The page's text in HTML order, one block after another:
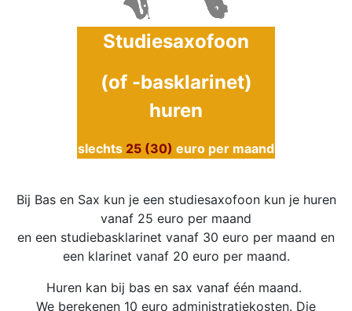
Studiesaxofoon
(of -basklarinet)
huren
slechts 25 (30) euro per maand
Bij Bas en Sax kun je een studiesaxofoon kun je huren
vanaf 25 euro per maand
en een studiebasklarinet vanaf 30 euro per maand en
een klarinet vanaf 20 euro per maand.
Huren kan bij bas en sax vanaf één maand.
We berekenen 10 euro administratiekosten. Die